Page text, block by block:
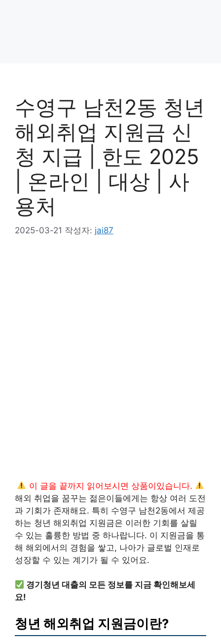
수영구 남천2동 청년
해외취업 지원금 신
청 지급 | 한도 2025
| 온라인 | 대상 | 사
용처
2025-03-21 작성자: jai87
이 글을 끝까지 읽어보시면 상품이있습니다.
해외 취업을 꿈꾸는 젊은이들에게는 항상 여러 도전
과 기회가 존재해요. 특히 수영구 남천2동에서 제공
하는 청년 해외취업 지원금은 이러한 기회를 살릴
수 있는 훌륭한 방법 중 하나랍니다. 이 지원금을 통
해 해외에서의 경험을 쌓고, 나아가 글로벌 인재로
성장할 수 있는 계기가 될 수 있어요.
경기청년 대출의 모든 정보를 지금 확인해보세
요!
청년 해외취업 지원금이란?